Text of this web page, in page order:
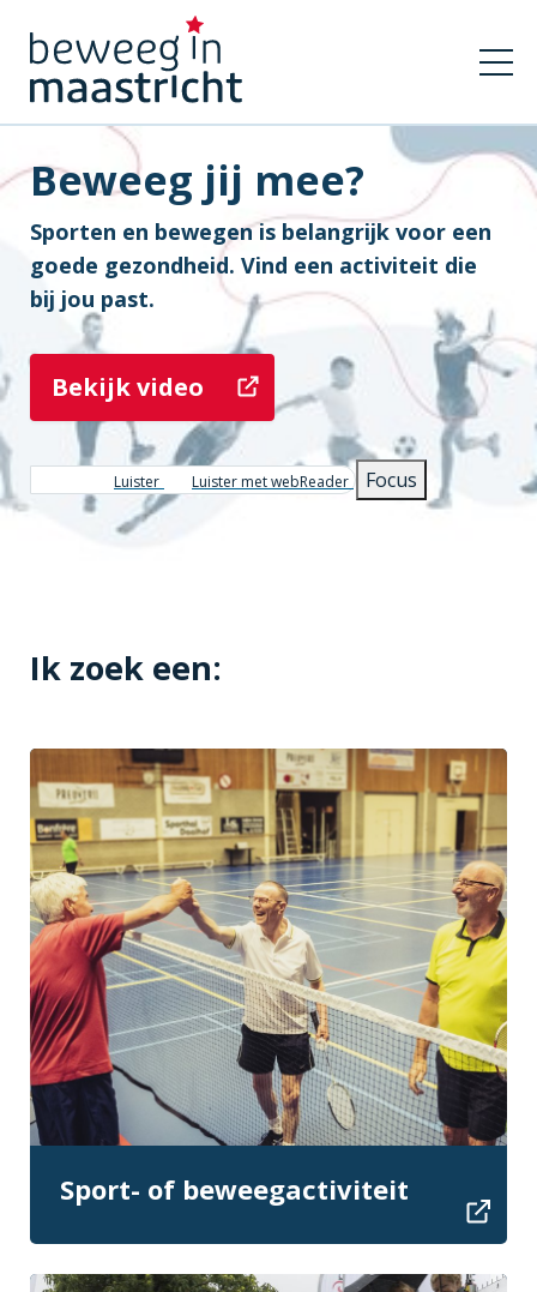
Beweeg jij mee?
Sporten en bewegen is belangrijk voor een
goede gezondheid. Vind een activiteit die
bij jou past.
Bekijk video
Luister Luister met webReader Focus
Ik zoek een:
Sport- of beweegactiviteit